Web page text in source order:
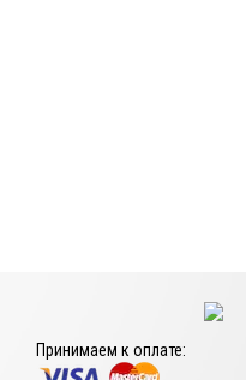
Принимаем к оплате: